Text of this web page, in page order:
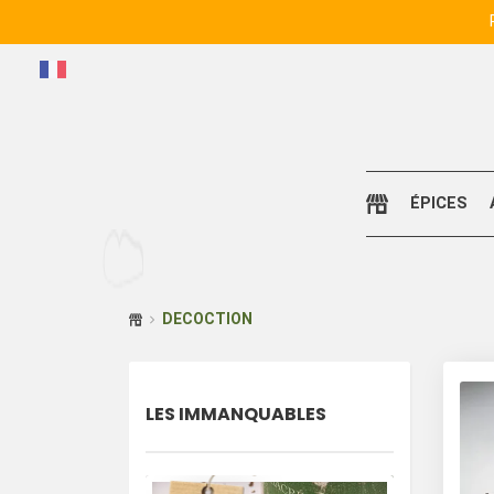
ÉPICES
DECOCTION
LES IMMANQUABLES